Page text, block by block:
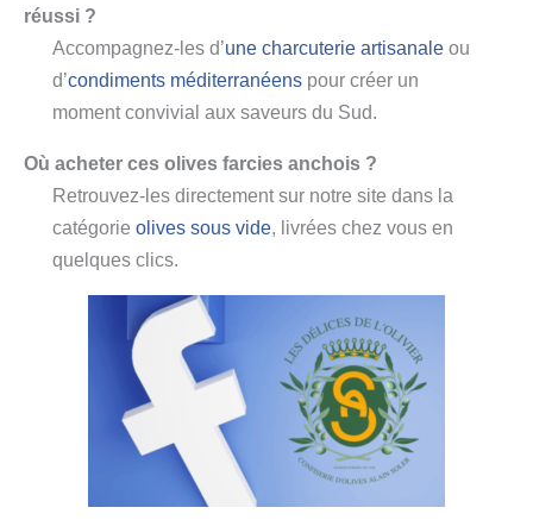
réussi ?
Accompagnez-les d’une charcuterie artisanale ou
d’condiments méditerranéens pour créer un
moment convivial aux saveurs du Sud.
Où acheter ces olives farcies anchois ?
Retrouvez-les directement sur notre site dans la
catégorie olives sous vide, livrées chez vous en
quelques clics.